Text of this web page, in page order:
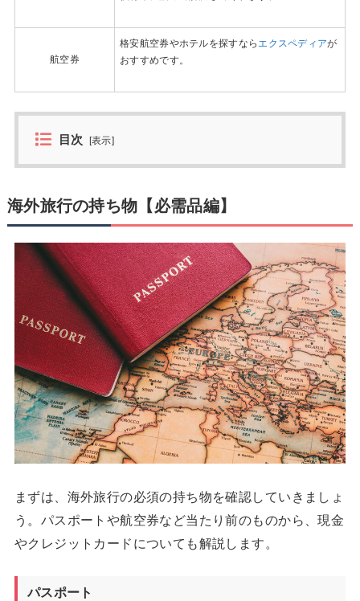
航空券
格安航空券やホテルを探すなら エクスペディアが
おすすめです。
目次 [表示]
海外旅行の持ち物【必需品編】
まずは、海外旅行の必須の持ち物を確認していきましょ
う。パスポートや航空券など当たり前のものから、現金
やクレジットカードについても解説します。
パスポート